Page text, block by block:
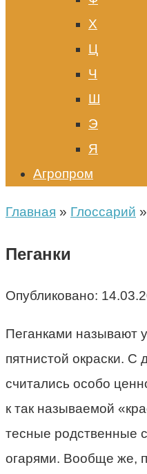
Х
Ц
Ч
Ш
Э
Я
Агропром
Главная » Глоссарий »
Пеганки
Опубликовано:
Пеганками называют
пятнистой окраски. С
считались особо
к так называемой
тесные родственные
огарями. Вообще же,